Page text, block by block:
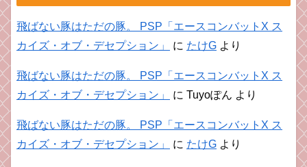
飛ばない豚はただの豚。 PSP「エースコンバットX ス
カイズ・オブ・デセプション」
に たけG より
飛ばない豚はただの豚。 PSP「エースコンバットX ス
カイズ・オブ・デセプション」
に Tuyoぽん より
飛ばない豚はただの豚。 PSP「エースコンバットX ス
カイズ・オブ・デセプション」
に たけG より